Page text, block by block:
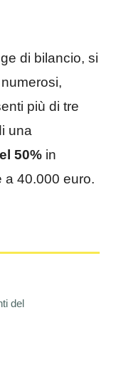
di bilancio, si
più di tre
una
50% in
a 40.000 euro.
del